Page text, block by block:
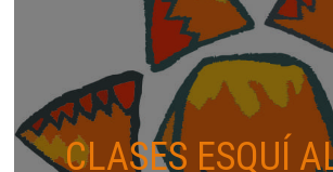
CLASES ESQUÍ